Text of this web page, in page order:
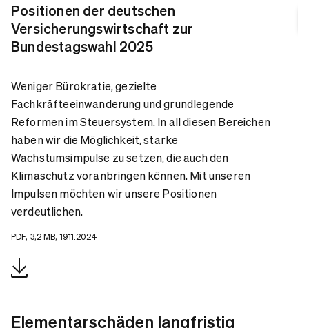
Positionen der deutschen
Versicherungswirtschaft zur
Bundestagswahl 2025
Weniger Bürokratie, gezielte
Fachkräfteeinwanderung und grundlegende
Reformen im Steuersystem. In all diesen Bereichen
haben wir die Möglichkeit, starke
Wachstumsimpulse zu setzen, die auch den
Klimaschutz voranbringen können. Mit unseren
Impulsen möchten wir unsere Positionen
verdeutlichen.
PDF, 3,2 MB, 19.11.2024
Elementarschäden langfristig